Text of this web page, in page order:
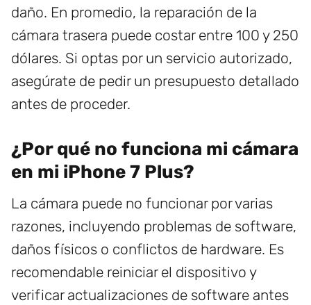
daño. En promedio, la reparación de la
cámara trasera puede costar entre 100 y 250
dólares. Si optas por un servicio autorizado,
asegúrate de pedir un presupuesto detallado
antes de proceder.
¿Por qué no funciona mi cámara
en mi iPhone 7 Plus?
La cámara puede no funcionar por varias
razones, incluyendo problemas de software,
daños físicos o conflictos de hardware. Es
recomendable reiniciar el dispositivo y
verificar actualizaciones de software antes